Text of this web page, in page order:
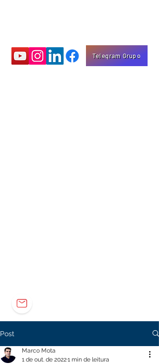
Telegram Grupo
Post
Marco Mota
1 de out. de 20221 min de leitura